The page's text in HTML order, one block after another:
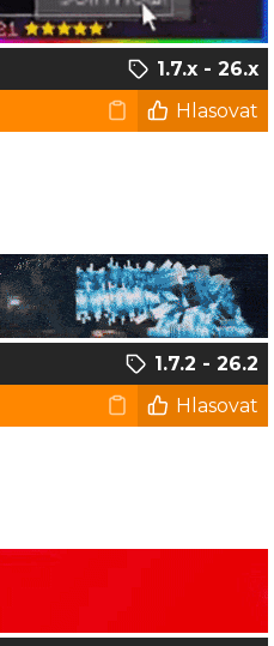
1.7.x - 26.x
Hlasovat
1.7.2 - 26.2
Hlasovat